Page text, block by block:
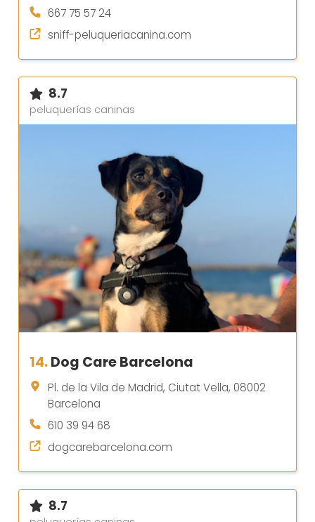
667 75 57 24
sniff-peluqueriacanina.com
8.7
peluquerías caninas
14.Dog Care Barcelona
Pl. de la Vila de Madrid, Ciutat Vella, 08002
Barcelona
610 39 94 68
dogcarebarcelona.com
8.7